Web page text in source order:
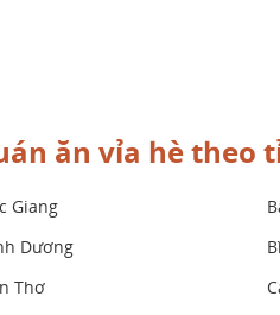
ăn vỉa hè theo
Giang
Dương
Thơ